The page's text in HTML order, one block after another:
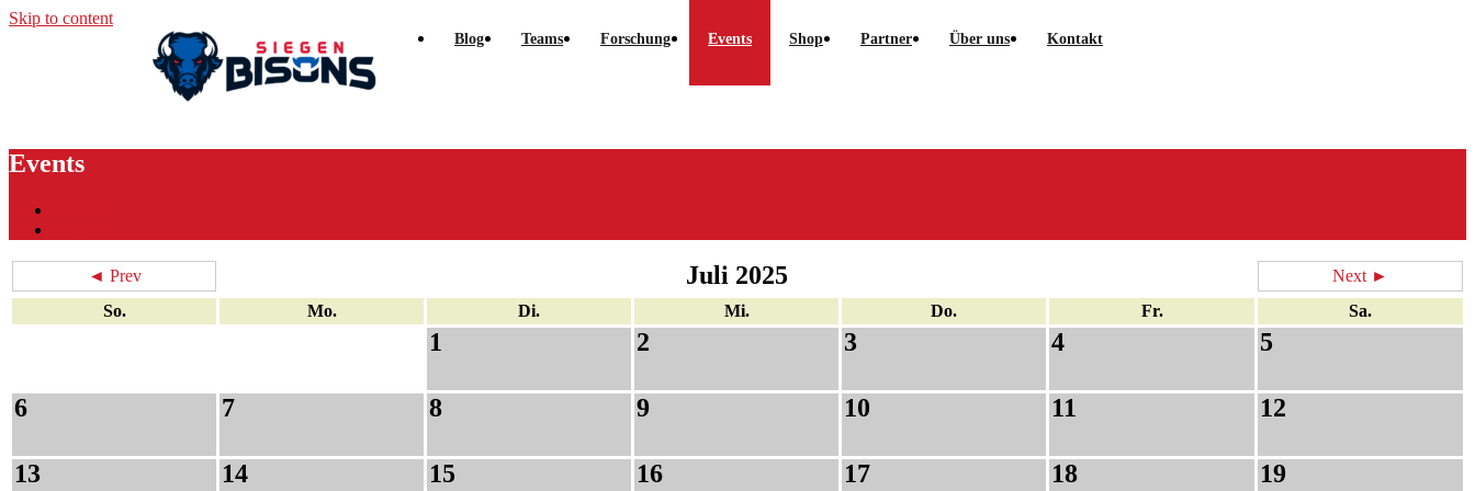
Skip to content
Blog Teams Forschung Events Shop Partner Über uns Kontakt
Events
◄ Prev Juli 2025
Next ►
So.
Mo. Di. Mi. Do. Fr. Sa.
1 2 3 4 5
6 7 8 9 10 11 12
13 14 15 16 17 18 19